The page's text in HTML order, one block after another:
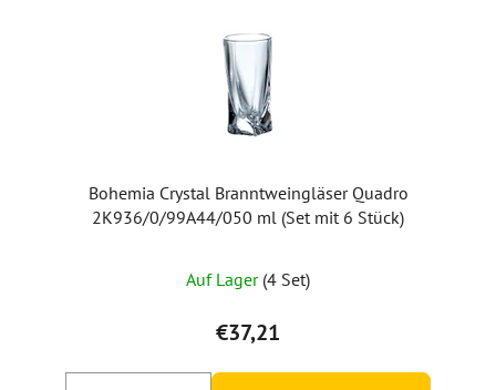
Bohemia Crystal Branntweingläser Quadro
2K936/0/99A44/050 ml (Set mit 6 Stück)
Auf Lager (4 Set)
€37,21